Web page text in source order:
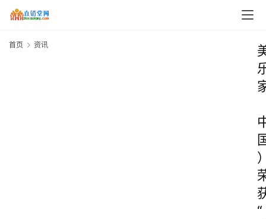
首页 资讯
“